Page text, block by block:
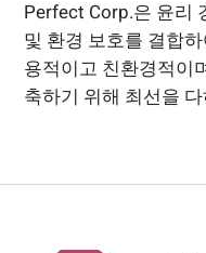
Perfect Corp.은 윤리
및 환경 보호를 결합
용적이고 친환경적이
축하기 위해 최선을